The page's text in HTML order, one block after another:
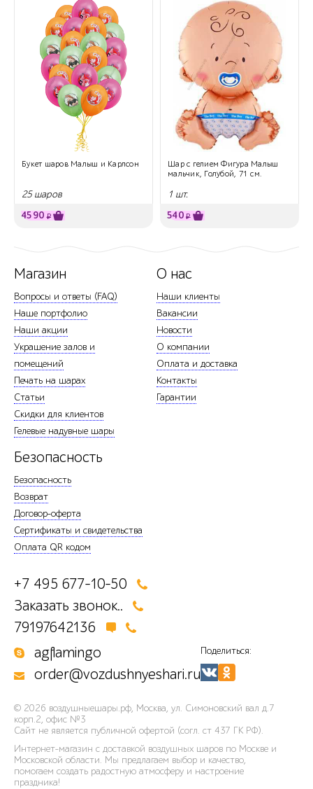
Букет шаров Малыш и Карлсон
25 шаров
4590 ₽
Шар с гелием Фигура Малыш
мальчик, Голубой, 71 см.
1 шт.
540 ₽
Магазин
Вопросы и ответы (FAQ)
Наше портфолио
Наши акции
Украшение залов и
помещений
Печать на шарах
Статьи
Скидки для клиентов
Гелевые надувные шары
О нас
Наши клиенты
Вакансии
Новости
О компании
Оплата и доставка
Контакты
Гарантии
Безопасность
Безопасность
Возврат
Договор-оферта
Сертификаты и свидетельства
Оплата QR кодом
+7 495 677-10-50
Заказать звонок..
79197642136
agflamingo
order@vozdushnyeshari.ru
Поделиться:
© 2026 воздушныешары.рф, Москва, ул. Симоновский вал д.7
корп.2, офис №3
Сайт не является публичной офертой (согл. ст 437 ГК РФ).
Интернет-магазин с доставкой воздушных шаров по Москве и
Московской области. Мы предлагаем выбор и качество,
помогаем создать радостную атмосферу и настроение
праздника!